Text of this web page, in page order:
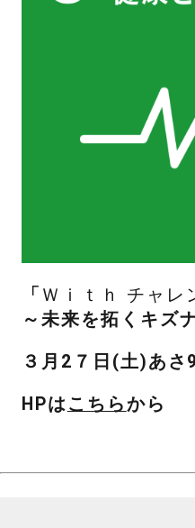
「 Ｗｉｔｈ チャレ
～未来を拓くキズ
３月2７日(土)あさ
HPは こちらから